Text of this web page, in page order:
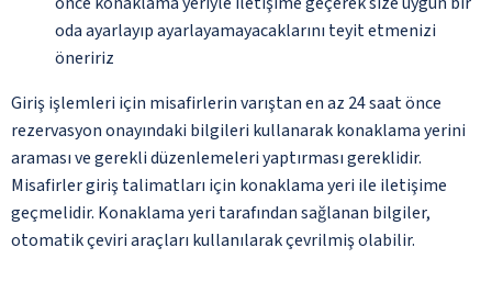
oda ayarlayıp ayarlayamayacaklarını teyit etmenizi
öneririz
Giriş işlemleri için misafirlerin varıştan en az 24 saat önce
rezervasyon onayındaki bilgileri kullanarak konaklama yerini
araması ve gerekli düzenlemeleri yaptırması gereklidir.
Misafirler giriş talimatları için konaklama yeri ile iletişime
geçmelidir. Konaklama yeri tarafından sağlanan bilgiler,
otomatik çeviri araçları kullanılarak çevrilmiş olabilir.